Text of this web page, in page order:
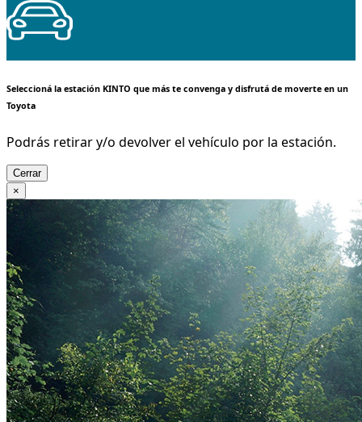
Seleccioná la estación KINTO que más te convenga y disfrutá de moverte en un
Toyota
Podrás retirar y/o devolver el vehículo por la estación.
Cerrar
×